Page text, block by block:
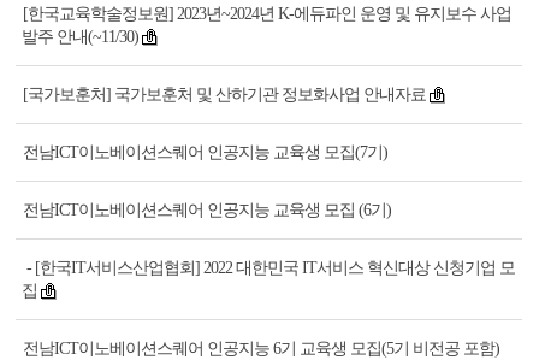
[한국교육학술정보원] 2023년~2024년 K-에듀파인 운영 및 유지보수 사업
발주 안내(~11/30)
[국가보훈처] 국가보훈처 및 산하기관 정보화사업 안내자료
전남ICT이노베이션스퀘어 인공지능 교육생 모집(7기)
전남ICT이노베이션스퀘어 인공지능 교육생 모집 (6기)
- [한국IT서비스산업협회] 2022 대한민국 IT서비스 혁신대상 신청기업 모
집
전남ICT이노베이션스퀘어 인공지능 6기 교육생 모집(5기 비전공 포함)